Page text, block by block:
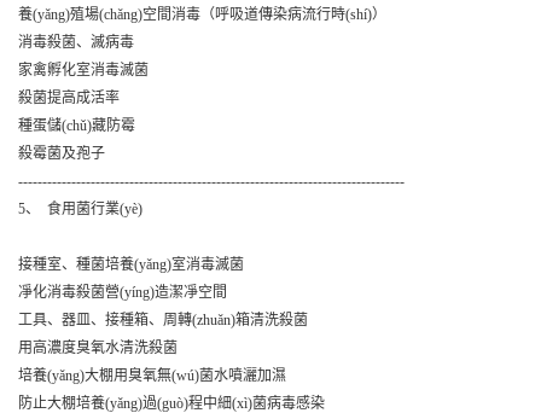
養(yǎng)殖場(chǎng)空間消毒（呼吸道傳染病流行時(shí)）
消毒殺菌、滅病毒
家禽孵化室消毒滅菌
殺菌提高成活率
種蛋儲(chǔ)藏防霉
殺霉菌及孢子
--------------------------------------------------------------------------------
5、 食用菌行業(yè)
接種室、種菌培養(yǎng)室消毒滅菌
凈化消毒殺菌營(yíng)造潔凈空間
工具、器皿、接種箱、周轉(zhuǎn)箱清洗殺菌
用高濃度臭氧水清洗殺菌
培養(yǎng)大棚用臭氧無(wú)菌水噴灑加濕
防止大棚培養(yǎng)過(guò)程中細(xì)菌病毒感染